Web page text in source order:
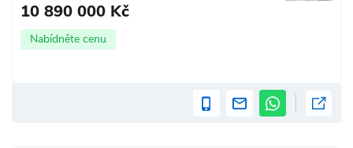
10 890 000 Kč
Nabídněte cenu